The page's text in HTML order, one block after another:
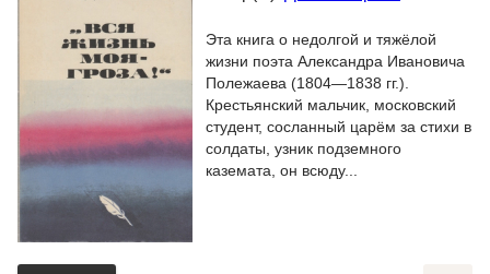
Эта книга о недолгой и тяжёлой
жизни поэта Александра Ивановича
Полежаева (1804—1838 гг.).
Крестьянский мальчик, московский
студент, сосланный царём за стихи в
солдаты, узник подземного
каземата, он всюду...